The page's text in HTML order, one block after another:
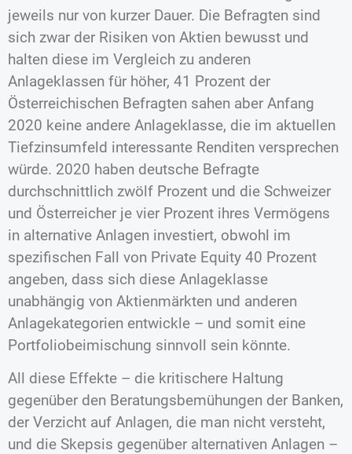
jeweils nur von kurzer Dauer. Die Befragten sind
sich zwar der Risiken von Aktien bewusst und
halten diese im Vergleich zu anderen
Anlageklassen für höher, 41 Prozent der
Österreichischen Befragten sahen aber Anfang
2020 keine andere Anlageklasse, die im aktuellen
Tiefzinsumfeld interessante Renditen versprechen
würde. 2020 haben deutsche Befragte
durchschnittlich zwölf Prozent und die Schweizer
und Österreicher je vier Prozent ihres Vermögens
in alternative Anlagen investiert, obwohl im
spezifischen Fall von Private Equity 40 Prozent
angeben, dass sich diese Anlageklasse
unabhängig von Aktienmärkten und anderen
Anlagekategorien entwickle – und somit eine
Portfoliobeimischung sinnvoll sein könnte.
All diese Effekte – die kritischere Haltung
gegenüber den Beratungsbemühungen der Banken,
der Verzicht auf Anlagen, die man nicht versteht,
und die Skepsis gegenüber alternativen Anlagen –